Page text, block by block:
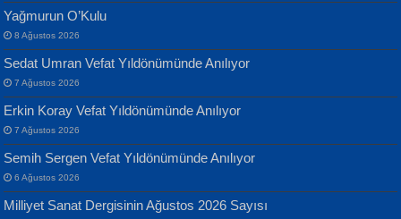
ATİLLA ÖZEN
Sultan Olmadan Önce Eyüp...
Banu Sancak
Defterimden İçeri...
Yağmurun O’Kulu
8 Ağustos 2026
Sedat Umran Vefat Yıldönümünde Anılıyor
7 Ağustos 2026
Erkin Koray Vefat Yıldönümünde Anılıyor
7 Ağustos 2026
Semih Sergen Vefat Yıldönümünde Anılıyor
6 Ağustos 2026
Milliyet Sanat Dergisinin Ağustos 2026 Sayısı